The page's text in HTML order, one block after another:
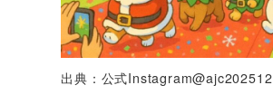
出典：公式Instagram@ajc202512